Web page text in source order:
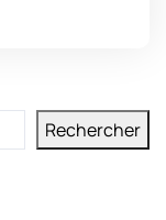
Rechercher